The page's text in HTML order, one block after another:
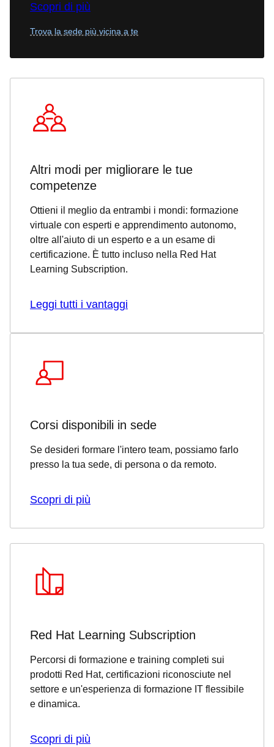
Scopri di più
Trova la sede più vicina a te
Altri modi per migliorare le tue
competenze
Ottieni il meglio da entrambi i mondi: formazione
virtuale con esperti e apprendimento autonomo,
oltre all'aiuto di un esperto e a un esame di
certificazione. È tutto incluso nella Red Hat
Learning Subscription.
Leggi tutti i vantaggi
Corsi disponibili in sede
Se desideri formare l'intero team, possiamo farlo
presso la tua sede, di persona o da remoto.
Scopri di più
Red Hat Learning Subscription
Percorsi di formazione e training completi sui
prodotti Red Hat, certificazioni riconosciute nel
settore e un'esperienza di formazione IT flessibile
e dinamica.
Scopri di più